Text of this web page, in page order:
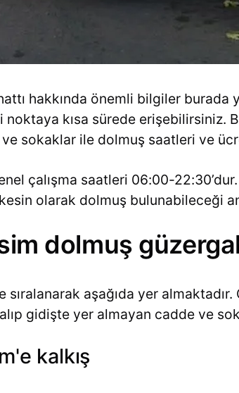
hakkında önemli bilgiler burada
kısa sürede erişebilirsiniz.
sokaklar ile dolmuş saatleri ve
çalışma saatleri 06:00-
olarak dolmuş bulunabileceği
dolmuş
sıralanarak aşağıda yer
gidişte yer almayan cadde ve
kalkış